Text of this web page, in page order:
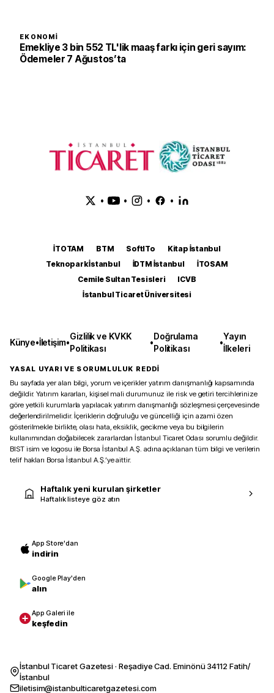
EKONOMI
Emekliye 3 bin 552 TL'lik maaş farkı için geri sayım:
Ödemeler 7 Ağustos’ta
• • • •
İTOTAM BTM SoftITo
Kitap İstanbul
Teknopark İstanbul
İDTM İstanbul
İTOSAM
Cemile Sultan Tesisleri
ICVB
İstanbul Ticaret Üniversitesi
Künye•İletişim•
Gizlilik ve KVKK
Politikası
•
Doğrulama
Politikası
•
Yayın
İlkeleri
YASAL UYARI VE SORUMLULUK REDDİ
Bu sayfada yer alan bilgi, yorum ve içerikler yatırım danışmanlığı kapsamında
değildir. Yatırım kararları, kişisel mali durumunuz ile risk ve getiri tercihlerinize
göre yetkili kurumlarla yapılacak yatırım danışmanlığı sözleşmesi çerçevesinde
değerlendirilmelidir. İçeriklerin doğruluğu ve güncelliği için azami özen
gösterilmekle birlikte, olası hata, eksiklik, gecikme veya bu bilgilerin
kullanımından doğabilecek zararlardan İstanbul Ticaret Odası sorumlu değildir.
BIST isim ve logosu ile Borsa İstanbul A.Ş. adına açıklanan tüm bilgi ve verilerin
telif hakları Borsa İstanbul A.Ş.’ye aittir.
Haftalık yeni kurulan şirketler
Haftalık listeye göz atın
App Store'dan
indirin
Google Play'den
alın
App Galeri ile
keşfedin
İstanbul Ticaret Gazetesi · Reşadiye Cad. Eminönü 34112 Fatih/
İstanbul
iletisim@istanbulticaretgazetesi.com